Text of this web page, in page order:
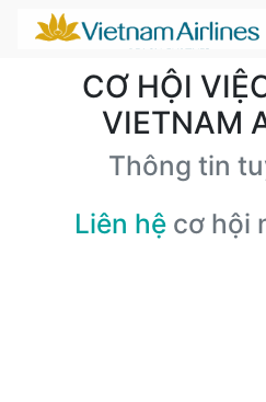
CƠ HỘI
VIETNAM
Thông tin
Liên hệ cơ hội